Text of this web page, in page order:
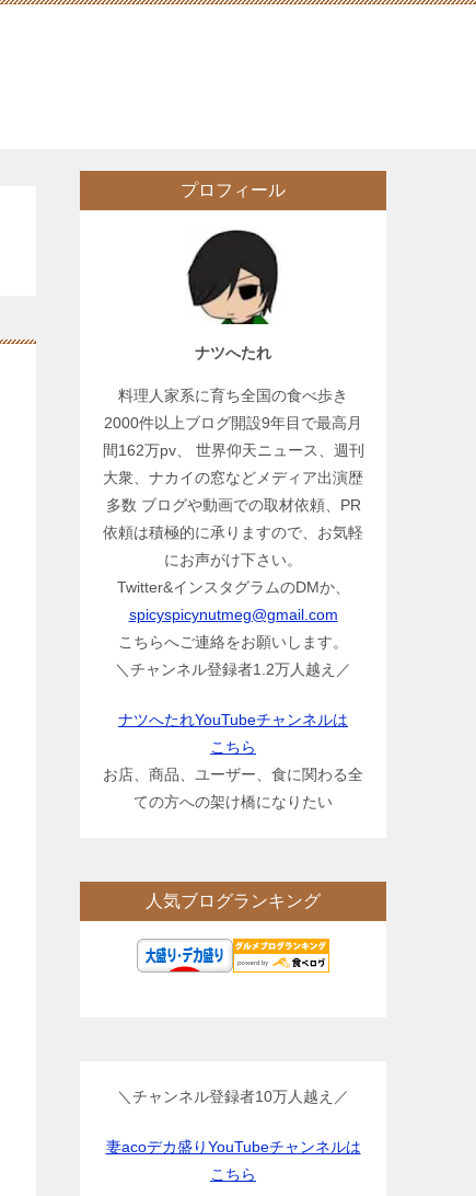
プロフィール
ナツへたれ
料理人家系に育ち全国の食べ歩き
2000件以上ブログ開設9年目で最高月
間162万pv、 世界仰天ニュース、週刊
大衆、ナカイの窓などメディア出演歴
多数 ブログや動画での取材依頼、PR
依頼は積極的に承りますので、お気軽
にお声がけ下さい。
Twitter&インスタグラムのDMか、
spicyspicynutmeg@gmail.com
こちらへご連絡をお願いします。
＼チャンネル登録者1.2万人越え／
ナツへたれYouTubeチャンネルは
こちら
お店、商品、ユーザー、食に関わる全
ての方への架け橋になりたい
人気ブログランキング
＼チャンネル登録者10万人越え／
妻acoデカ盛りYouTubeチャンネルは
こちら